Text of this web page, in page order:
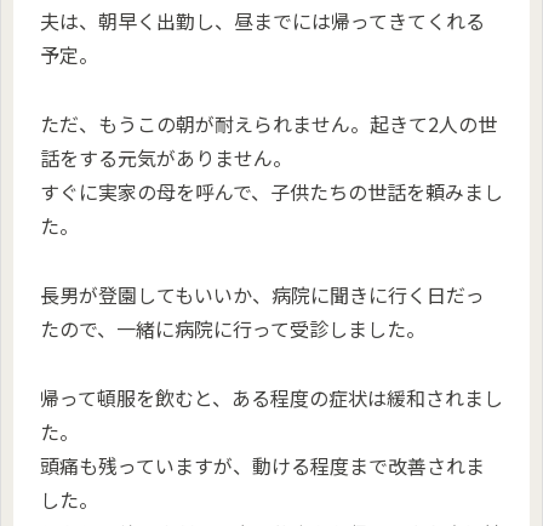
夫は、朝早く出勤し、昼までには帰ってきてくれる
予定。
ただ、もうこの朝が耐えられません。起きて2人の世
話をする元気がありません。
すぐに実家の母を呼んで、子供たちの世話を頼みまし
た。
長男が登園してもいいか、病院に聞きに行く日だっ
たので、一緒に病院に行って受診しました。
帰って頓服を飲むと、ある程度の症状は緩和されまし
た。
頭痛も残っていますが、動ける程度まで改善されま
した。